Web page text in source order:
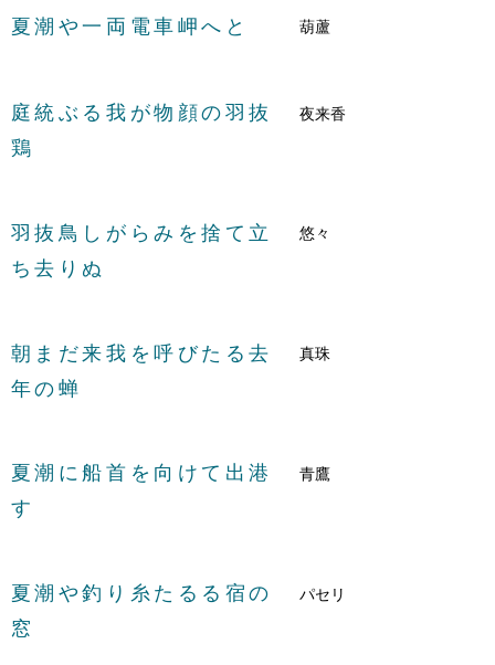
夏潮や一両電車岬へと 葫蘆
庭統ぶる我が物顔の羽抜
鶏
夜来香
羽抜鳥しがらみを捨て立
ち去りぬ
悠々
朝まだ来我を呼びたる去
年の蝉
真珠
夏潮に船首を向けて出港
す
青鷹
夏潮や釣り糸たるる宿の
窓
パセリ